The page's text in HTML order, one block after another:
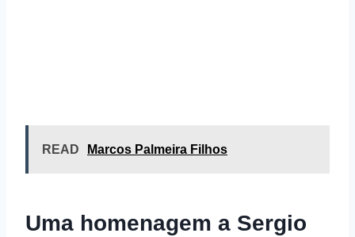
READ Marcos Palmeira Filhos
Uma homenagem a Sergio